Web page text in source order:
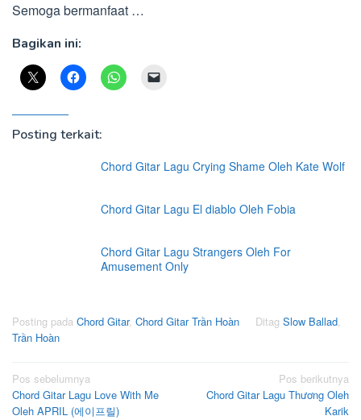
Semoga bermanfaat …
Bagikan ini:
Posting terkait:
Chord Gitar Lagu Crying Shame Oleh Kate Wolf
Chord Gitar Lagu El diablo Oleh Fobia
Chord Gitar Lagu Strangers Oleh For
Amusement Only
Posting pada Chord Gitar, Chord Gitar Trần Hoàn Ditag Slow Ballad,
Trần Hoàn
Navigasi
pos
Pos sebelumnya
Chord Gitar Lagu Love With Me
Oleh APRIL (에이프릴)
Pos berikutnya
Chord Gitar Lagu Thương Oleh
Karik